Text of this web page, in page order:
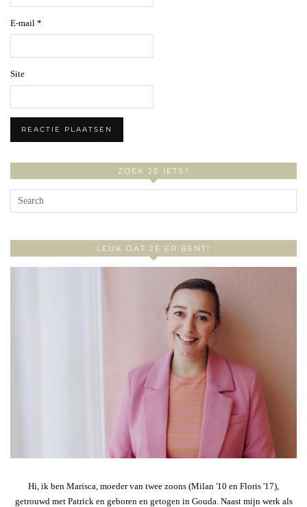
E-mail *
Site
ZOEK JE IETS?
LEUK DAT JE ER BENT!
Hi, ik ben Marisca, moeder van twee zoons (Milan '10 en Floris '17),
getrouwd met Patrick en geboren en getogen in Gouda. Naast mijn werk als